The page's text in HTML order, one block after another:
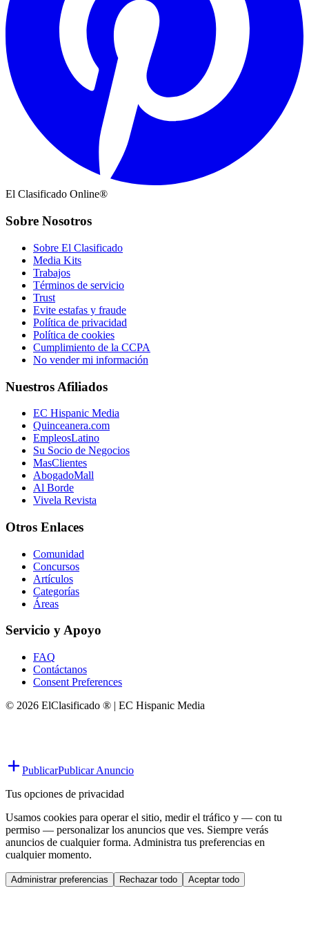
El Clasificado Online®
Sobre Nosotros
Sobre El Clasificado
Media Kits
Trabajos
Términos de servicio
Trust
Evite estafas y fraude
Política de privacidad
Política de cookies
Cumplimiento de la CCPA
No vender mi información
Nuestros Afiliados
EC Hispanic Media
Quinceanera.com
EmpleosLatino
Su Socio de Negocios
MasClientes
AbogadoMall
Al Borde
Vivela Revista
Otros Enlaces
Comunidad
Concursos
Artículos
Categorías
Áreas
Servicio y Apoyo
FAQ
Contáctanos
Consent Preferences
© 2026 ElClasificado ® | EC Hispanic Media
PublicarPublicar Anuncio
Tus opciones de privacidad
Usamos cookies para operar el sitio, medir el tráfico y — con tu
permiso — personalizar los anuncios que ves. Siempre verás
anuncios de cualquier forma. Administra tus preferencias en
cualquier momento.
Administrar preferencias Rechazar todo Aceptar todo